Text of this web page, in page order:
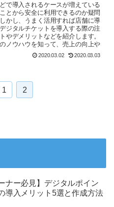
で導入されるケースが増えている
とから安全に利用できるのか疑問
かし、うまく活用すれば店舗に導
ジタルチケットを導入する際の注
やデメリットなどを紹介します。
ノウハウを知って、売上の向上や
2020.03.02 2020.03.03
1 2
ナー必見】デジタルポイン
導入メリット5選と作成方法